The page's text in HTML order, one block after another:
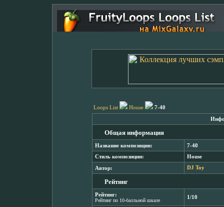
Loops List House 7-40
Общая информация
Название композиции: 7-40
Стиль композиции: House
Автор: DJ Toy
Рейтинг
Рейтинг:
Рейтинг по 10-балльной шкале
1/10